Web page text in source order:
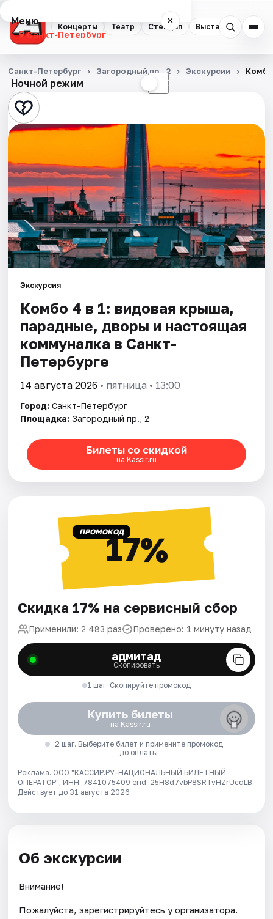
Концерты Театр Стендап Выставки
Меню ×
Санкт-Петербург
Концерты
Театр
Стендап
Квесты
Экскурсии
Спорт
События
Города
Площадки
Артисты
Рейтинги
Ночной режим ☾
Санкт-Петербург Загородный пр., 2 Экскурсии
Экскурсия
Комбо 4 в 1: видовая крыша,
парадные, дворы и настоящая
коммуналка в Санкт-
Петербурге
14 августа 2026 • пятница • 13:00
Город: Санкт-Петербург
Площадка: Загородный пр., 2
Билеты со скидкой
на Kassir.ru
ПРОМОКОД17%
Скидка 17% на сервисный сбор
Применили: 2 483 раз Проверено: 1 минуту назад
адмитад
Скопировать
1 шаг. Скопируйте промокод
Купить билеты
на Kassir.ru
2 шаг. Выберите билет и примените промокод
до оплаты
Реклама. ООО "КАССИР.РУ-НАЦИОНАЛЬНЫЙ БИЛЕТНЫЙ
ОПЕРАТОР", ИНН: 7841075409 erid: 25H8d7vbP8SRTvHZrUcdLB.
Действует до 31 августа 2026
Об экскурсии
Внимание!
Пожалуйста, зарегистрируйтесь у организатора.